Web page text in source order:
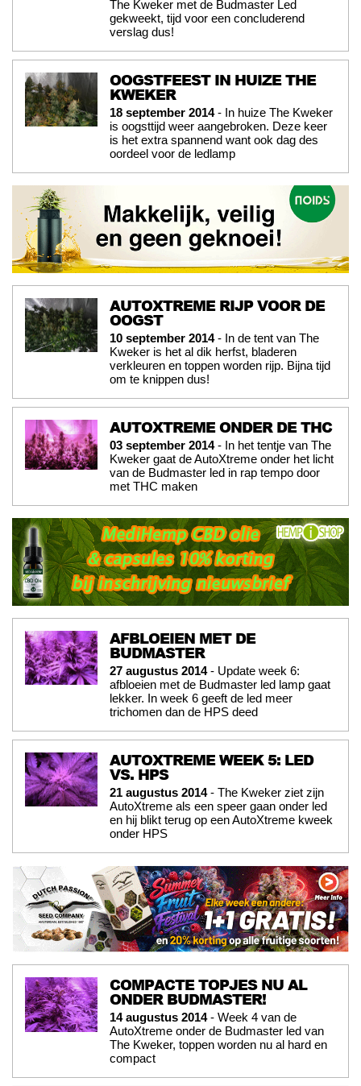
The Kweker met de Budmaster Led
gekweekt, tijd voor een concluderend
verslag dus!
OOGSTFEEST IN HUIZE THE
KWEKER
18 september 2014- In huize The Kweker
is oogsttijd weer aangebroken. Deze keer
is het extra spannend want ook dag des
oordeel voor de ledlamp
AUTOXTREME RIJP VOOR DE
OOGST
10 september 2014- In de tent van The
Kweker is het al dik herfst, bladeren
verkleuren en toppen worden rijp. Bijna tijd
om te knippen dus!
AUTOXTREME ONDER DE THC
03 september 2014- In het tentje van The
Kweker gaat de AutoXtreme onder het licht
van de Budmaster led in rap tempo door
met THC maken
AFBLOEIEN MET DE
BUDMASTER
27 augustus 2014- Update week 6:
afbloeien met de Budmaster led lamp gaat
lekker. In week 6 geeft de led meer
trichomen dan de HPS deed
AUTOXTREME WEEK 5: LED
VS. HPS
21 augustus 2014- The Kweker ziet zijn
AutoXtreme als een speer gaan onder led
en hij blikt terug op een AutoXtreme kweek
onder HPS
COMPACTE TOPJES NU AL
ONDER BUDMASTER!
14 augustus 2014- Week 4 van de
AutoXtreme onder de Budmaster led van
The Kweker, toppen worden nu al hard en
compact